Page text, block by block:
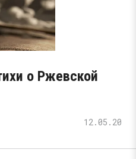
о Ржевской
12.05.20